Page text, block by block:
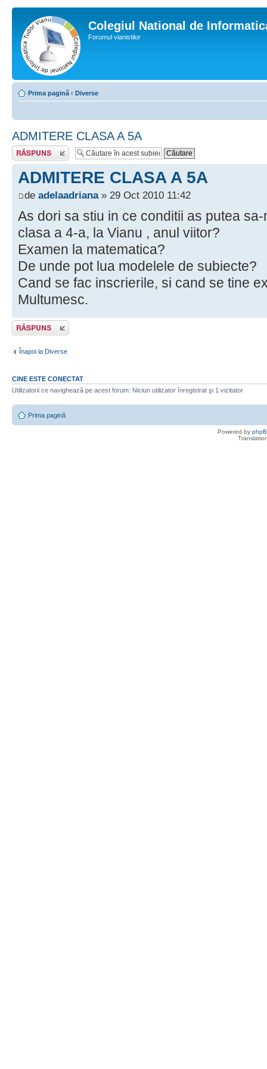
Colegiul National de
Forumul vianistilor
Prima pagină ‹ Diverse
ADMITERE CLASA A 5A
Scrie un răspuns
ADMITERE CLASA A 5A
de adelaadriana» 29 Oct 2010 11:42
As dori sa stiu in ce conditii as putea
clasa a 4-a, la Vianu , anul viitor?
Examen la matematica?
De unde pot lua modelele de subiecte?
Cand se fac inscrierile, si cand se tine
Multumesc.
Scrie un răspuns
Înapoi la Diverse
CINE ESTE CONECTAT
Utilizatorii ce navighează pe acest forum: Niciun utilizator înregistrat şi 1 vizitator
Prima pagină
Powered by